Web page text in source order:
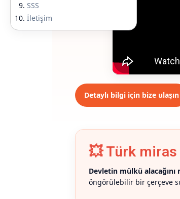
SSS
İletişim
Detaylı bilgi için bize ulaşın
💥 Türk miras
Devletin mülkü alacağını
öngörülebilir bir çerçeve